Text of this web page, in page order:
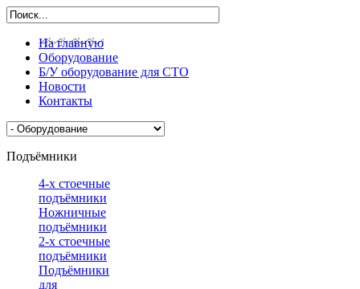
На главную
Оборудование
Б/У оборудование для СТО
Новости
Контакты
Подъёмники
4-х стоечные
подъёмники
Ножничные
подъёмники
2-х стоечные
подъёмники
Подъёмники
для